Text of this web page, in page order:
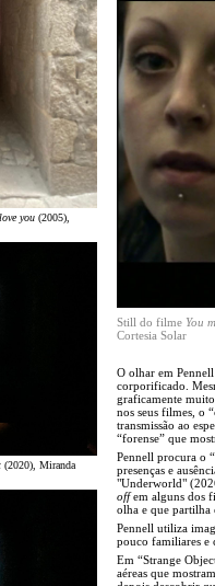
you (2005),
(2020), Miranda
Still do filme You
Cortesia Solar
O olhar em
corporificado.
graficamente
nos seus filmes, o
transmissão ao
“forense” que
Pennell procura o
presenças e
"Underworld"
offem alguns dos
olha e que partilha
Pennell utiliza
pouco familiares e
Em “Strange
aéreas que